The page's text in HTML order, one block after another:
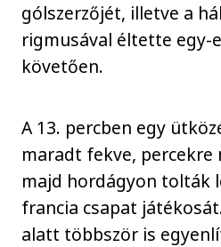
gólszerzőjét, illetve a
rigmusával éltette egy-
követően.
A 13. percben egy
maradt fekve, percekre
majd hordágyon tolták
francia csapat
alatt többször is